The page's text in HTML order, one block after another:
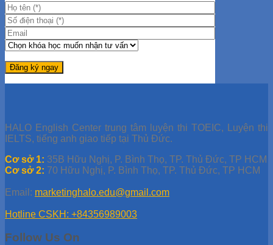
HALO English Center trung tâm luyện thi TOEIC, Luyện thi
IELTS, tiếng anh giao tiếp tại Thủ Đức.
Cơ sở 1: 35B Hữu Nghị, P. Bình Thọ, TP. Thủ Đức, TP HCM
Cơ sở 2: 70 Hữu Nghị, P. Bình Thọ, TP. Thủ Đức, TP HCM
Email: marketinghalo.edu@gmail.com
Hotline CSKH: +84356989003
Follow Us On